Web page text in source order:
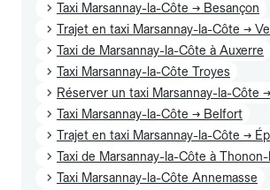
Taxi Marsannay-la-Côte → Besançon
Trajet en taxi Marsannay-la-Côte →
Taxi de Marsannay-la-Côte à Auxerre
Taxi Marsannay-la-Côte Troyes
Réserver un taxi Marsannay-la-Côte
Taxi Marsannay-la-Côte → Belfort
Trajet en taxi Marsannay-la-Côte →
Taxi de Marsannay-la-Côte à
Taxi Marsannay-la-Côte Annemasse